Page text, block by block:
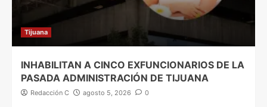
Tijuana
INHABILITAN A CINCO EXFUNCIONARIOS DE LA
PASADA ADMINISTRACIÓN DE TIJUANA
Redacción C agosto 5, 2026 0